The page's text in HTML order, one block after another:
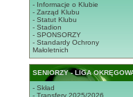
- Informacje o Klubie
- Zarząd Klubu
- Statut Klubu
- Stadion
- SPONSORZY
- Standardy Ochrony
Małoletnich
SENIORZY - LIGA
- Skład
- Transfery 2025/2026